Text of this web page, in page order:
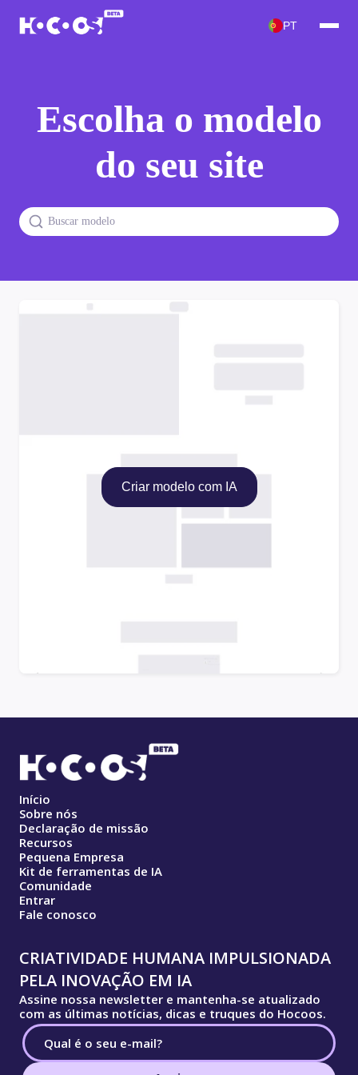
PT
Escolha o modelo
do seu site
Criar modelo com IA
Início
Sobre nós
Declaração de missão
Recursos
Pequena Empresa
Kit de ferramentas de IA
Comunidade
Entrar
Fale conosco
CRIATIVIDADE HUMANA IMPULSIONADA
PELA INOVAÇÃO EM IA
Assine nossa newsletter e mantenha-se atualizado
com as últimas notícias, dicas e truques do Hocoos.